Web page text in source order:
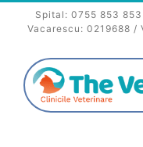
Spital: 0755 853 853
Vacarescu: 0219688 /